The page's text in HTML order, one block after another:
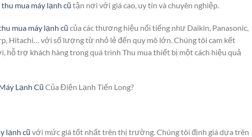
thu mua máy lạnh cũ tận nơi với giá cao, uy tín và chuyên nghiệp.
mua máy lạnh cũ của các thương hiệu nổi tiếng như Daikin, Panasonic,
Hitachi… với số lượng từ nhỏ lẻ đến quy mô lớn. Chúng tôi cam kết
hỗ trợ khách hàng trong quá trình Thu mua thiết bị một cách hiệu quả
Lạnh Cũ Của Điện Lạnh Tiến Long?
lạnh cũ với mức giá tốt nhất trên thị trường. Chúng tôi định giá dựa trên